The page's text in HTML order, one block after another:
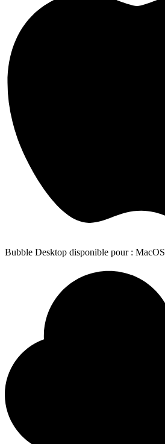
Bubble Desktop disponible pour : MacOS